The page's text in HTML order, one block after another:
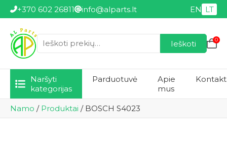
+370 602 26811 info@alparts.lt EN LT
Ieškoti: Ieškoti 0
Naršyti
kategorijas
Parduotuvė
Apie
mus
Namo / Produktai / BOSCH S4023